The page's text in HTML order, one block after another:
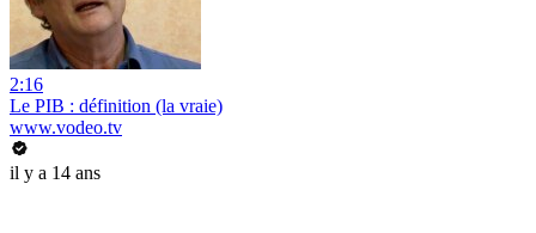
2:16
Le PIB : définition (la vraie)
www.vodeo.tv
il y a 14 ans